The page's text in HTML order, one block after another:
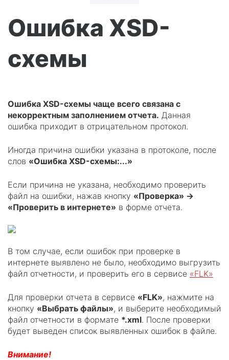
Ошибка XSD-
схемы
Ошибка XSD-схемы чаще всего связана с
некорректным заполнением отчета. Данная
ошибка приходит в отрицательном протокол.
Иногда причина ошибки указана в протоколе, после
слов «Ошибка XSD-схемы:...»
Если причина не указана, необходимо проверить
файл на ошибки, нажав кнопку «Проверка» →
«Проверить в интернете» в форме отчета.
В том случае, если ошибок при проверке в
интернете выявлено не было, необходимо выгрузить
файл отчетности, и проверить его в сервисе «FLK»
Для проверки отчета в сервисе «FLK», нажмите на
кнопку «Выбрать файлы», и выберите необходимый
файл отчетности в формате *.xml. После проверки
будет выведен список выявленных ошибок в файле.
Внимание!